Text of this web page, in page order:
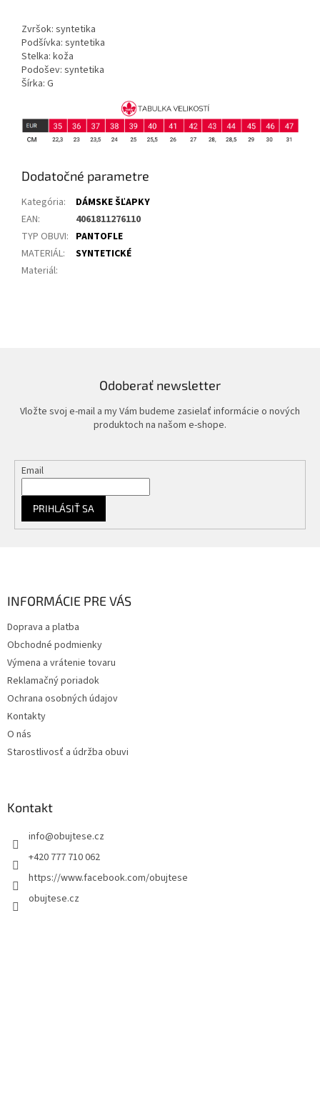
Zvršok: syntetika
Podšívka: syntetika
Stelka: koža
Podošev: syntetika
Šírka: G
Dodatočné parametre
Kategória:
DÁMSKE ŠĽAPKY
EAN:
4061811276110
TYP OBUVI: PANTOFLE
MATERIÁL:
SYNTETICKÉ
Materiál:
Odoberať newsletter
Vložte svoj e-mail a my Vám budeme zasielať informácie o nových
produktoch na našom e-shope.
Email
PRIHLÁSIŤ SA
INFORMÁCIE PRE VÁS
Doprava a platba
Obchodné podmienky
Výmena a vrátenie tovaru
Reklamačný poriadok
Ochrana osobných údajov
Kontakty
O nás
Starostlivosť a údržba obuvi
Kontakt
info@obujtese.cz
+420 777 710 062
https://www.facebook.com/obujtese
obujtese.cz